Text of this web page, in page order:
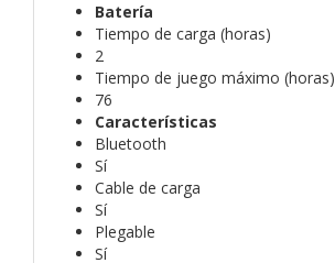
Batería
Tiempo de carga (horas)
2
Tiempo de juego máximo (horas)
76
Características
Bluetooth
Sí
Cable de carga
Sí
Plegable
Sí